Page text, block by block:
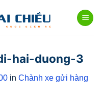
hai-duong-3
in Chành xe gửi hàng